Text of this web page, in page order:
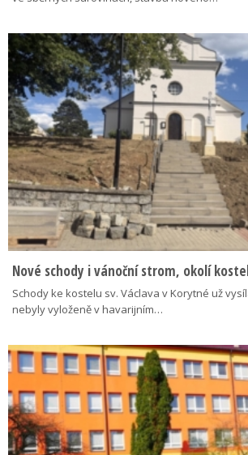
Nové schody i vánoční strom, okolí
Schody ke kostelu sv. Václava v Korytné už
nebyly vyloženě v havarijním…